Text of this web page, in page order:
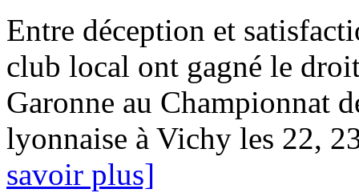
Entre déception et
club local ont gagné le
Garonne au Championnat
lyonnaise à Vichy les 22,
savoir plus]